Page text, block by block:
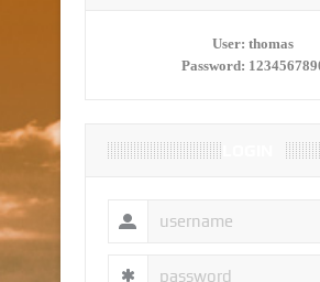
العلم
User: thomas
Password: